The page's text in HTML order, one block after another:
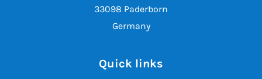
33098 Paderborn
Germany
Quick links